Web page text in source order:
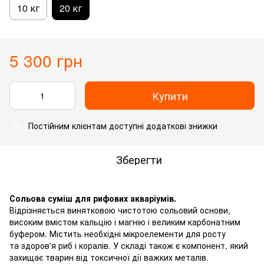
10 кг 20 кг
5 300 грн
Купити
Постійним клієнтам доступні додаткові знижки
Зберегти
Сольова суміш для рифових акваріумів.
Відрізняється винятковою чистотою сольовий основи,
високим вмістом кальцію і магнію і великим карбонатним
буфером. Містить необхідні мікроелементи для росту
та здоров'я риб і коралів. У складі також є компонент, який
захищає тварин від токсичної дії важких металів.